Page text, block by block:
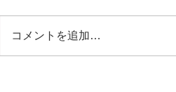
コメントを追加…